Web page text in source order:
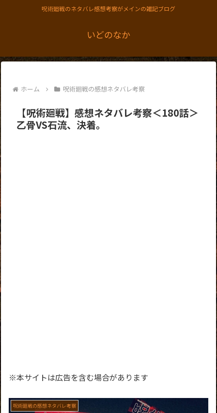
呪術廻戦のネタバレ感想考察がメインの雑記ブログ
いどのなか
ホーム 呪術廻戦の感想ネタバレ考察
【呪術廻戦】感想ネタバレ考察＜180話＞
乙骨VS石流、決着。
※本サイトは広告を含む場合があります
呪術廻戦の感想ネタバレ考察